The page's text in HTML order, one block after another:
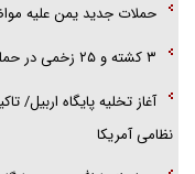
حملات جدید یمن علیه
۳ کشته و ۲۵ زخمی در حمله پهپادی شبانه اوکراین به روسیه
نظامی آمریکا